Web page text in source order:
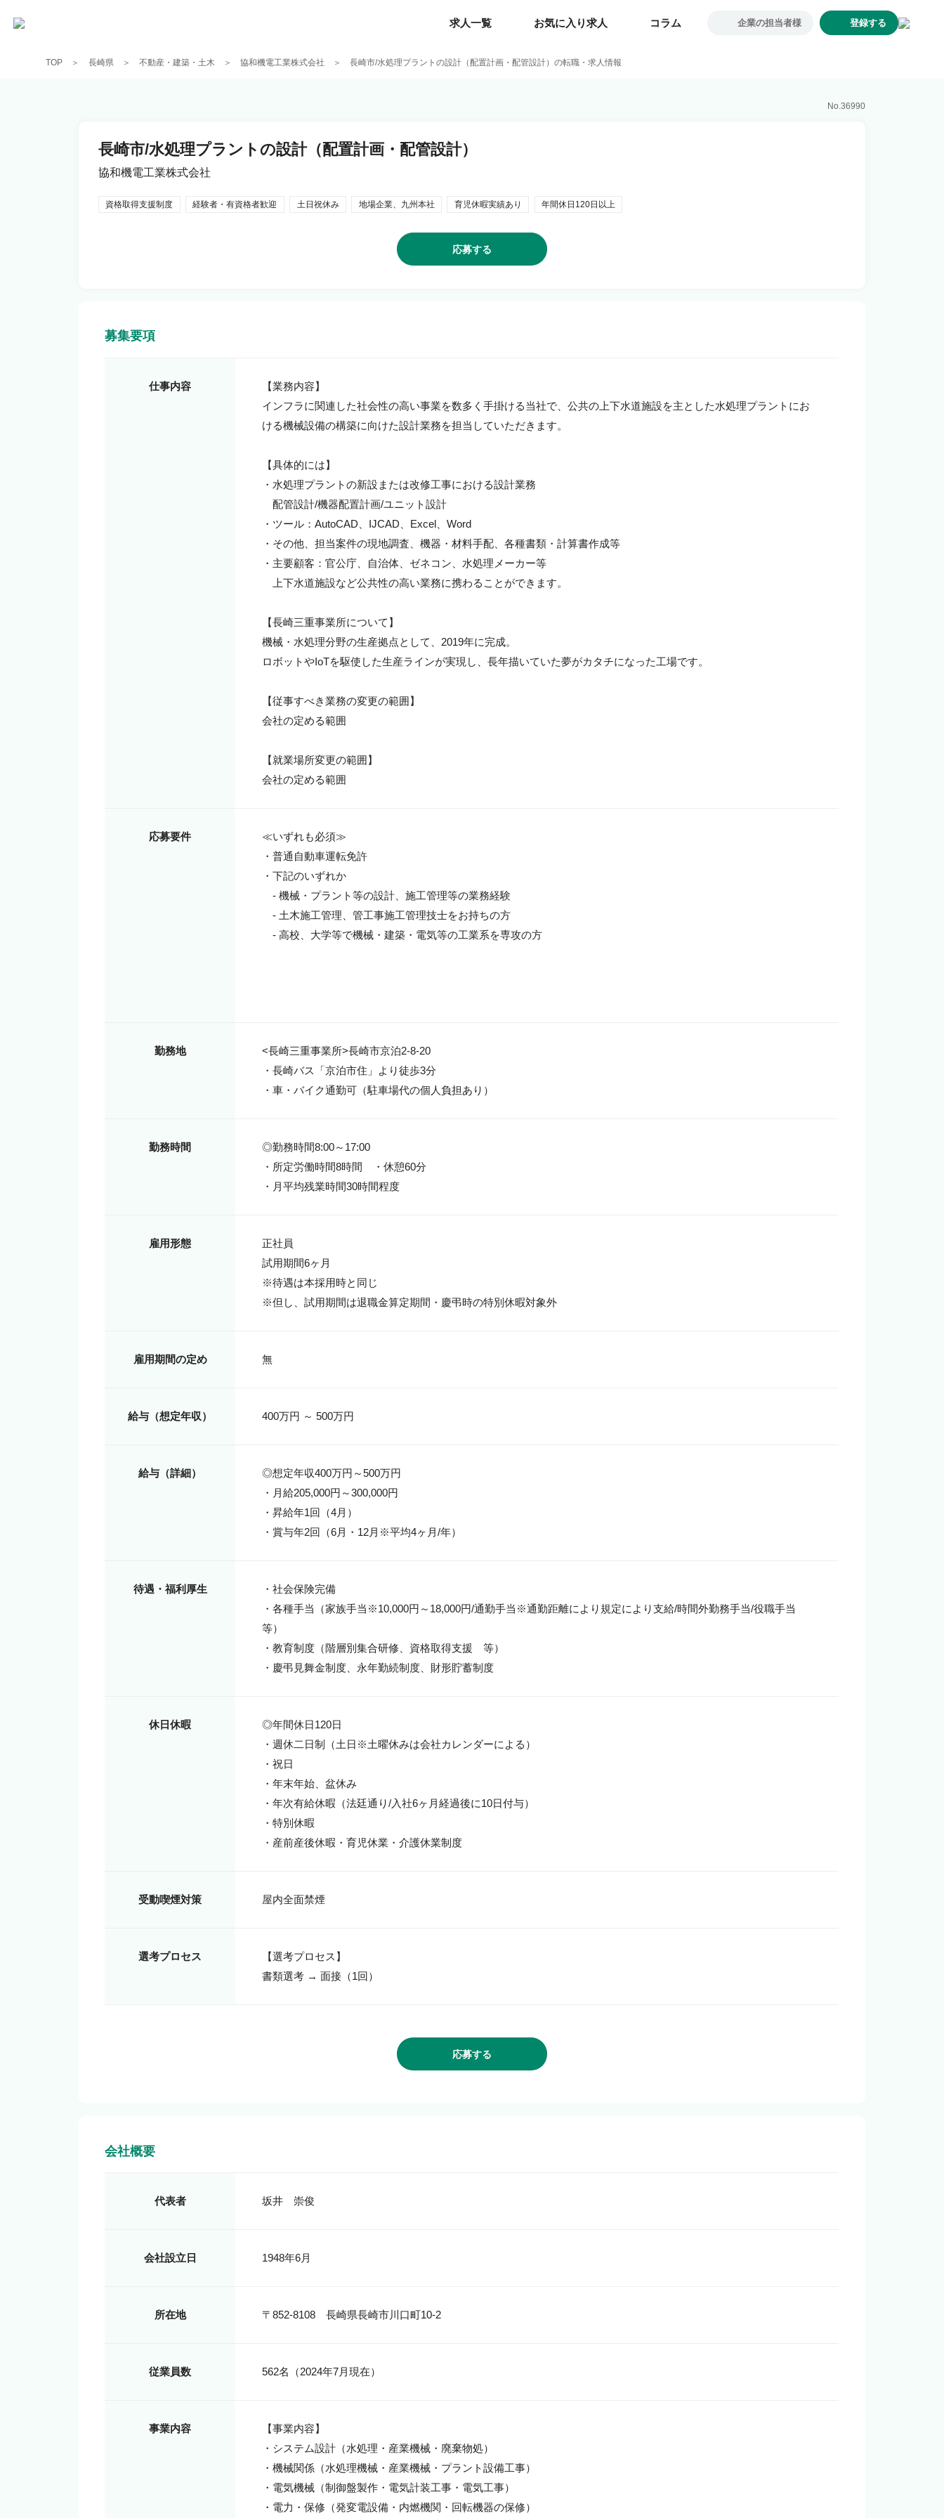
求人一覧 お気に入り求人 コラム 企業の担当者様 登録する
求人一覧 お気に入り求人 コラム 企業の担当者様 登録する
TOP 長崎県 不動産・建築・土木 協和機電工業株式会社 長崎市/水処理プラントの設計（配置計画・配管設計）の転職・求人情報
No. 36990
協和機電工業株式会社
長崎市/水処理プラントの設計（配置計画・配管設計）
資格取得支援制度 経験者・有資格者歓迎 土日祝休み 地場企業、九州本社 育児休暇実績あり 年間休日120日以上
応募する
募集要項
仕事内容
【業務内容】
インフラに関連した社会性の高い事業を数多く手掛ける当社で、公共の上下水道施設を主とした水処理プラントにお
ける機械設備の構築に向けた設計業務を担当していただきます。
【具体的には】
・水処理プラントの新設または改修工事における設計業務
配管設計/機器配置計画/ユニット設計
・ツール：AutoCAD、IJCAD、Excel、Word
・その他、担当案件の現地調査、機器・材料手配、各種書類・計算書作成等
・主要顧客：官公庁、自治体、ゼネコン、水処理メーカー等
上下水道施設など公共性の高い業務に携わることができます。
【長崎三重事業所について】
機械・水処理分野の生産拠点として、2019年に完成。
ロボットやIoTを駆使した生産ラインが実現し、長年描いていた夢がカタチになった工場です。
【従事すべき業務の変更の範囲】
会社の定める範囲
【就業場所変更の範囲】
会社の定める範囲
応募要件
≪いずれも必須≫
・普通自動車運転免許
・下記のいずれか
- 機械・プラント等の設計、施工管理等の業務経験
- 土木施工管理、管工事施工管理技士をお持ちの方
- 高校、大学等で機械・建築・電気等の工業系を専攻の方
勤務地
<長崎三重事業所>長崎市京泊2-8-20
・長崎バス「京泊市住」より徒歩3分
・車・バイク通勤可（駐車場代の個人負担あり）
勤務時間
◎勤務時間8:00～17:00
・所定労働時間8時間　・休憩60分
・月平均残業時間30時間程度
雇用形態
正社員
試用期間6ヶ月
※待遇は本採用時と同じ
※但し、試用期間は退職金算定期間・慶弔時の特別休暇対象外
雇用期間の定め 無
給与（想定年収） 400万円 ～ 500万円
給与（詳細）
◎想定年収400万円～500万円
・月給205,000円～300,000円
・昇給年1回（4月）
・賞与年2回（6月・12月※平均4ヶ月/年）
待遇・福利厚生
・社会保険完備
・各種手当（家族手当※10,000円～18,000円/通勤手当※通勤距離により規定により支給/時間外勤務手当/役職手当
等）
・教育制度（階層別集合研修、資格取得支援　等）
・慶弔見舞金制度、永年勤続制度、財形貯蓄制度
休日休暇
◎年間休日120日
・週休二日制（土日※土曜休みは会社カレンダーによる）
・祝日
・年末年始、盆休み
・年次有給休暇（法廷通り/入社6ヶ月経過後に10日付与）
・特別休暇
・産前産後休暇・育児休業・介護休業制度
受動喫煙対策
選考プロセス
【選考プロセス】
書類選考 → 面接（1回）
応募する
会社概要
代表者 坂井　崇俊
会社設立日 1948年6月
所在地 〒852-8108　長崎県長崎市川口町10-2
従業員数 562名（2024年7月現在）
事業内容
【事業内容】
・システム設計（水処理・産業機械・廃棄物処）
・機械関係（水処理機械・産業機械・プラント設備工事）
・電気機械（制御盤製作・電気計装工事・電気工事）
・電力・保修（発変電設備・内燃機関・回転機器の保修）